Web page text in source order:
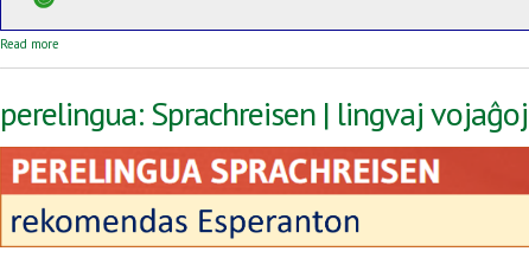
Read more
perelingua: Sprachreisen | lingvaj vojaĝoj